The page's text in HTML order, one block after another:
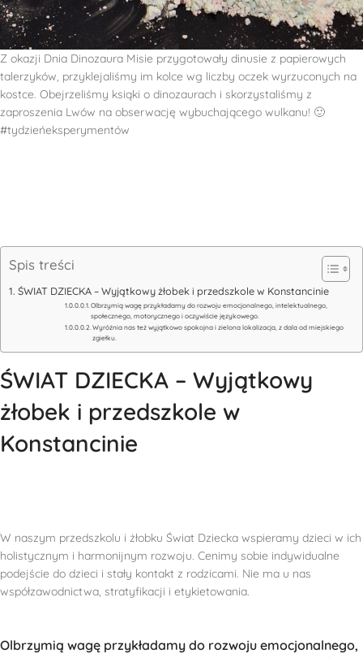
Z okazji Dnia Dinozaura Misie przygotowały dinusie z papierowych
talerzyków, przyklejaliśmy im kolce wg liczby oczek wyrzuconych na
kostce. Obejrzeliśmy ksiąki o dinozaurach i skorzystaliśmy z
zaproszenia Lwów na obserwację wybuchającego wulkanu! 🙂
#tydzieńeksperymentów
Spis treści
ŚWIAT DZIECKA – Wyjątkowy żłobek i przedszkole w Konstancinie
Olbrzymią wagę przykładamy do rozwoju emocjonalnego, intelektualnego,
społecznego, motorycznego i oczywiście językowego.
Wyróżnia nas też wyjątkowo spokojna i zielona lokalizacja, z dala od miejskiego
zgiełku.
ŚWIAT DZIECKA – Wyjątkowy
żłobek i przedszkole w
Konstancinie
W naszym przedszkolu i żłobku Świat Dziecka wspieramy dzieci w ich
holistycznym i harmonijnym rozwoju. Cenimy sobie indywidualne
podejście do dzieci i stały kontakt z rodzicami. Nie ma u nas
współzawodnictwa, stratyfikacji i etykietowania.
Olbrzymią wagę przykładamy do rozwoju emocjonalnego,